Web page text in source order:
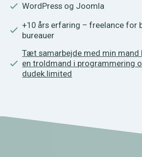
WordPress og Joomla
+10 års erfaring – freelance for
bureauer
Tæt samarbejde med min mand
en troldmand i programmering
dudek.limited